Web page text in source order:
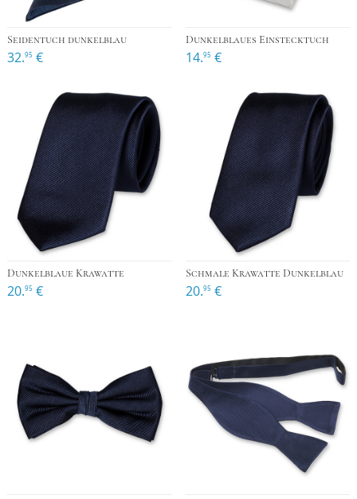
Seidentuch dunkelblau
32.95 €
Dunkelblaues Einstecktuch
14.95 €
Dunkelblaue Krawatte
20.95 €
Schmale Krawatte Dunkelblau
20.95 €